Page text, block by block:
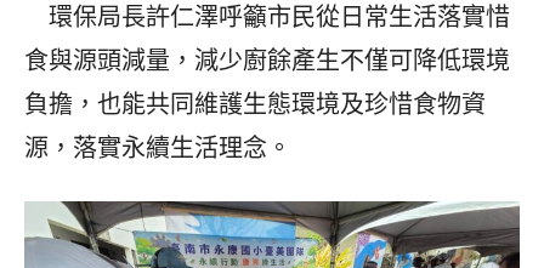
環保局長許仁澤呼籲市民從日常生活落實惜
食與源頭減量，減少廚餘產生不僅可降低環境
負擔，也能共同維護生態環境及珍惜食物資
源，落實永續生活理念。